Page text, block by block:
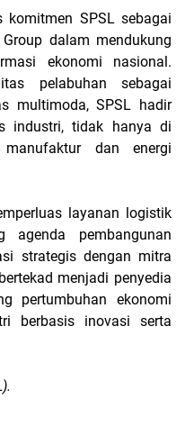
komitmen SPSL sebagai
dalam mendukung
ekonomi nasional.
pelabuhan sebagai
multimoda, SPSL hadir
industri, tidak hanya di
dan energi
layanan logistik
agenda pembangunan
strategis dengan mitra
menjadi penyedia
pertumbuhan ekonomi
berbasis inovasi serta